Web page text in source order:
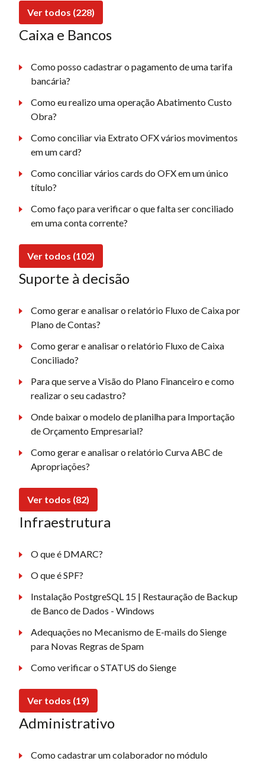
Ver todos (228)
Caixa e Bancos
Como posso cadastrar o pagamento de uma tarifa
bancária?
Como eu realizo uma operação Abatimento Custo
Obra?
Como conciliar via Extrato OFX vários movimentos
em um card?
Como conciliar vários cards do OFX em um único
título?
Como faço para verificar o que falta ser conciliado
em uma conta corrente?
Ver todos (102)
Suporte à decisão
Como gerar e analisar o relatório Fluxo de Caixa por
Plano de Contas?
Como gerar e analisar o relatório Fluxo de Caixa
Conciliado?
Para que serve a Visão do Plano Financeiro e como
realizar o seu cadastro?
Onde baixar o modelo de planilha para Importação
de Orçamento Empresarial?
Como gerar e analisar o relatório Curva ABC de
Apropriações?
Ver todos (82)
Infraestrutura
O que é DMARC?
O que é SPF?
Instalação PostgreSQL 15 | Restauração de Backup
de Banco de Dados - Windows
Adequações no Mecanismo de E-mails do Sienge
para Novas Regras de Spam
Como verificar o STATUS do Sienge
Ver todos (19)
Administrativo
Como cadastrar um colaborador no módulo